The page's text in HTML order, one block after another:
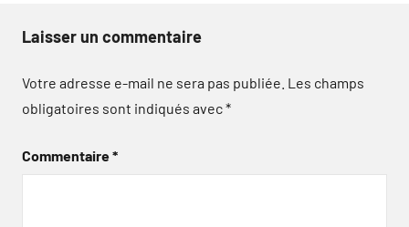
Laisser un commentaire
Votre adresse e-mail ne sera pas publiée. Les champs
obligatoires sont indiqués avec*
Commentaire*